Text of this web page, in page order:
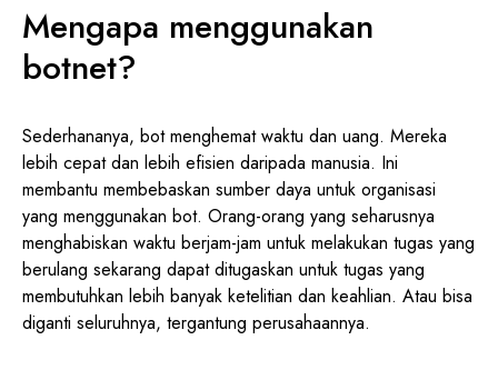
Mengapa menggunakan
botnet?
Sederhananya, bot menghemat waktu dan uang. Mereka
lebih cepat dan lebih efisien daripada manusia. Ini
membantu membebaskan sumber daya untuk organisasi
yang menggunakan bot. Orang-orang yang seharusnya
menghabiskan waktu berjam-jam untuk melakukan tugas yang
berulang sekarang dapat ditugaskan untuk tugas yang
membutuhkan lebih banyak ketelitian dan keahlian. Atau bisa
diganti seluruhnya, tergantung perusahaannya.